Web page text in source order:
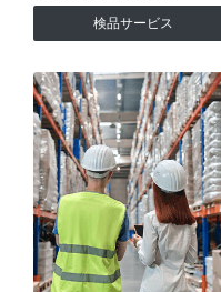
検品サービス